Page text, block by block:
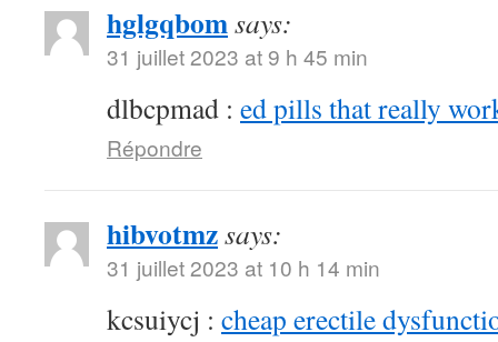
hglgqbomsays:
31 juillet 2023 at 9 h 45 min
dlbcpmad : ed pills that really
Répondre
hibvotmzsays:
31 juillet 2023 at 10 h 14 min
kcsuiycj : cheap erectile